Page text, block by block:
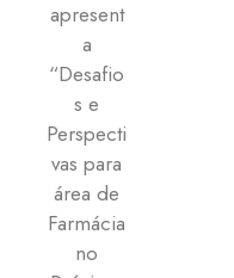
apresent
a
“Desafio
s e
Perspecti
vas para
área de
Farmácia
no